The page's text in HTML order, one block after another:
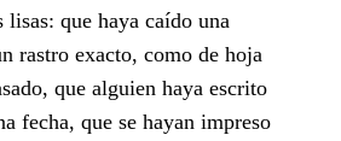
lisas: que haya caído una
rastro exacto, como de hoja
que alguien haya escrito
fecha, que se hayan impreso